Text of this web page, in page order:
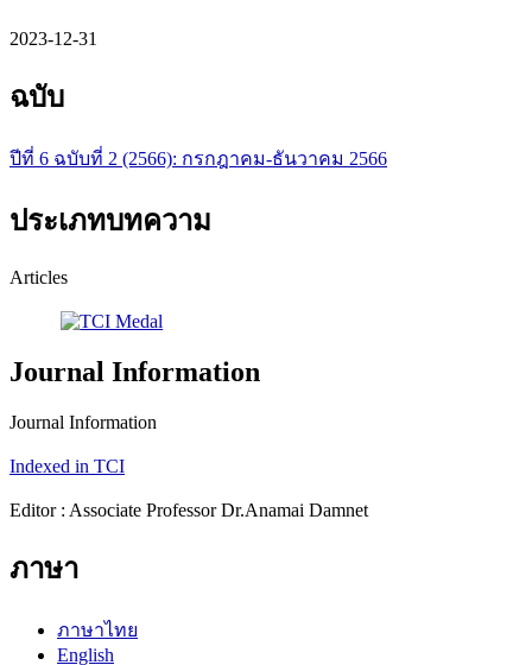
2023-12-31
ฉบับ
ปีที่ 6 ฉบับที่ 2 (2566): กรกฎาคม-ธันวาคม 2566
ประเภทบทความ
Articles
Journal Information
Journal Information
Indexed in TCI
Editor : Associate Professor Dr.Anamai Damnet
ภาษา
ภาษาไทย
English